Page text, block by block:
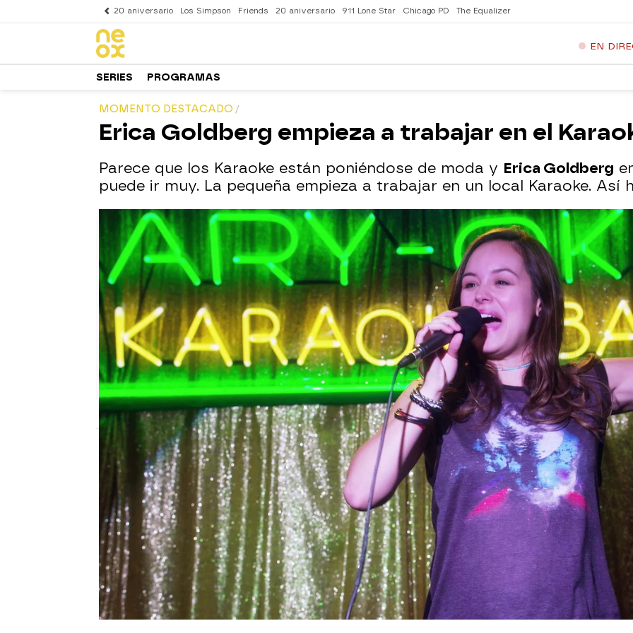
20 aniversario Los Simpson Friends 20 aniversario 911 Lone Star Chicago PD The Equalizer
EN
SERIES PROGRAMAS
MOMENTO DESTACADO
Erica Goldberg empieza a trabajar en el
Parece que los Karaoke están poniéndose de moda y Erica Goldberg
puede ir muy. La pequeña empieza a trabajar en un local Karaoke. Así
neox
Madrid
Publicado:20 de octubre de 2018, 22:32
WhatsappFacebook
X
humor Los Goldberg momento destacado Serie Mejores Momentos Erica